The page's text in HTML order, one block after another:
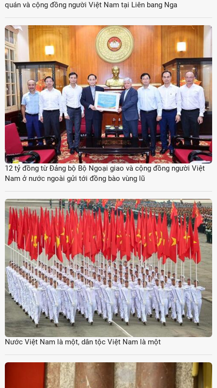
quán và cộng đồng người Việt Nam tại Liên bang Nga
12 tỷ đồng từ Đảng bộ Bộ Ngoại giao và cộng đồng người Việt
Nam ở nước ngoài gửi tới đồng bào vùng lũ
Nước Việt Nam là một, dân tộc Việt Nam là một